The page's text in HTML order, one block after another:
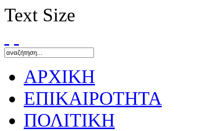
Text Size
ΑΡΧΙΚΗ
ΕΠΙΚΑΙΡΟΤΗΤΑ
ΠΟΛΙΤΙΚΗ